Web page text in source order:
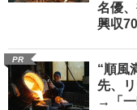
名優
興収
PR
“順風
先、
→「一